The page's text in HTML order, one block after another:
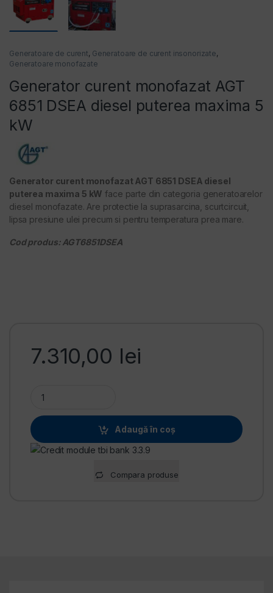
Generatoare de curent, Generatoare de curent insonorizate,
Generatoare monofazate
Generator curent monofazat AGT
6851 DSEA diesel puterea maxima 5
kW
Generator curent monofazat AGT 6851 DSEA diesel
puterea maxima 5 kW face parte din categoria generatoarelor
diesel monofazate. Are protectie la suprasarcina, scurtcircuit,
lipsa presiune ulei precum si pentru temperatura prea mare.
Cod produs: AGT6851DSEA
7.310,00 lei
Adaugă în coș
Compara produse